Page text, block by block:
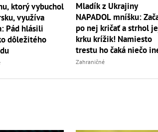
ktorý vybuchol
využíva
Pád hlásili
dôležitého
Mladík z Ukrajiny
NAPADOL mníšku:
po nej kričať a strhol
krku krížik! Namiesto
trestu ho čaká niečo
Zahraničné